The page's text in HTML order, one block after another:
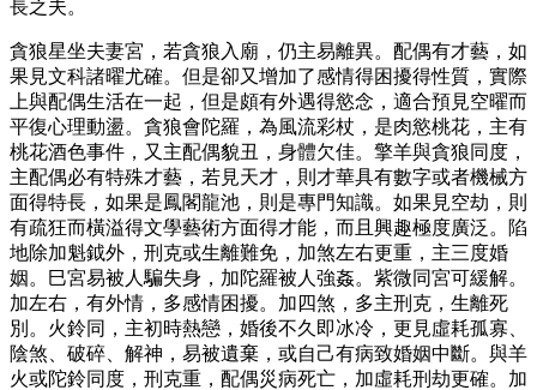
長之夫。
貪狼星坐夫妻宮，若貪狼入廟，仍主易離異。配偶有才藝，如
果見文科諸曜尤確。但是卻又增加了感情得困擾得性質，實際
上與配偶生活在一起，但是頗有外遇得慾念，適合預見空曜而
平復心理動盪。貪狼會陀羅，為風流彩杖，是肉慾桃花，主有
桃花酒色事件，又主配偶貌丑，身體欠佳。擎羊與貪狼同度，
主配偶必有特殊才藝，若見天才，則才華具有數字或者機械方
面得特長，如果是鳳閣龍池，則是專門知識。如果見空劫，則
有疏狂而橫溢得文學藝術方面得才能，而且興趣極度廣泛。陷
地除加魁鉞外，刑克或生離難免，加煞左右更重，主三度婚
姻。巳宮易被人騙失身，加陀羅被人強姦。紫微同宮可緩解。
加左右，有外情，多感情困擾。加四煞，多主刑克，生離死
別。火鈴同，主初時熱戀，婚後不久即冰冷，更見虛耗孤寡、
陰煞、破碎、解神，易被遺棄，或自己有病致婚姻中斷。與羊
火或陀鈴同度，刑克重，配偶災病死亡，加虛耗刑劫更確。加